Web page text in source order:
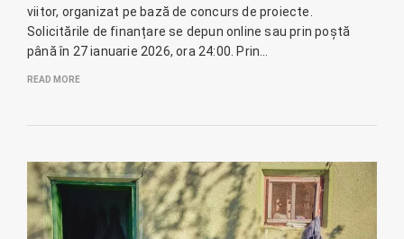
viitor, organizat pe bază de concurs de proiecte.
Solicitările de finanțare se depun online sau prin poștă
până în 27 ianuarie 2026, ora 24:00. Prin…
READ MORE